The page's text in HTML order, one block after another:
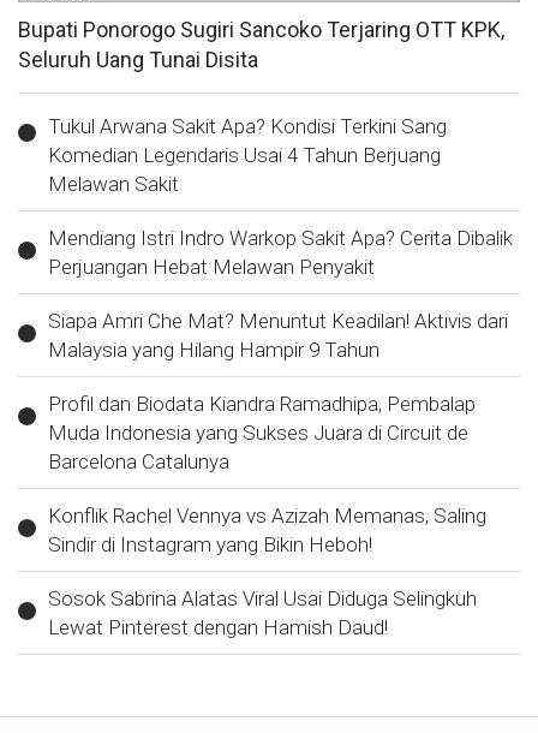
Bupati Ponorogo Sugiri Sancoko Terjaring OTT KPK,
Seluruh Uang Tunai Disita
Tukul Arwana Sakit Apa? Kondisi Terkini Sang
Komedian Legendaris Usai 4 Tahun Berjuang
Melawan Sakit
Mendiang Istri Indro Warkop Sakit Apa? Cerita Dibalik
Perjuangan Hebat Melawan Penyakit
Siapa Amri Che Mat? Menuntut Keadilan! Aktivis dari
Malaysia yang Hilang Hampir 9 Tahun
Profil dan Biodata Kiandra Ramadhipa, Pembalap
Muda Indonesia yang Sukses Juara di Circuit de
Barcelona Catalunya
Konflik Rachel Vennya vs Azizah Memanas, Saling
Sindir di Instagram yang Bikin Heboh!
Sosok Sabrina Alatas Viral Usai Diduga Selingkuh
Lewat Pinterest dengan Hamish Daud!